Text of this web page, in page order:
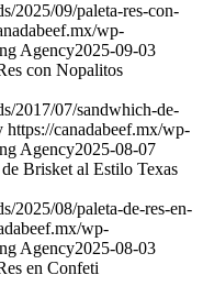
2025/09/paleta-res-con-
wp-
Agency2025-09-03
con Nopalitos
2017/07/sandwhich-de-
https://canadabeef.mx/wp-
Agency2025-08-07
Brisket al Estilo Texas
2025/08/paleta-de-res-en-
wp-
Agency2025-08-03
en Confeti